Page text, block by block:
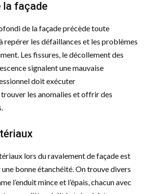
la façade
de la façade précède toute
repérer les défaillances et les problèmes
Les fissures, le décollement des
signalent une mauvaise
doit exécuter
les anomalies et offrir des
lors du ravalement de façade est
bonne étanchéité. On trouve divers
l’enduit mince et l’épais, chacun avec